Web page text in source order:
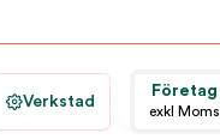
Verkstad
Företag
exkl Moms